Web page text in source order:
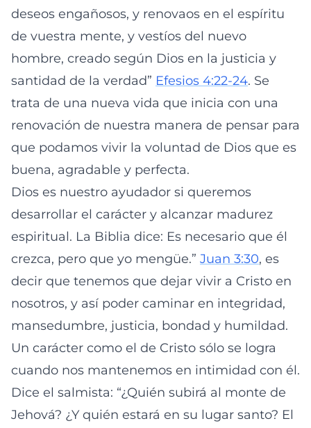
deseos engañosos, y renovaos en el espíritu
de vuestra mente, y vestíos del nuevo
hombre, creado según Dios en la justicia y
santidad de la verdad” Efesios 4:22-24. Se
trata de una nueva vida que inicia con una
renovación de nuestra manera de pensar para
que podamos vivir la voluntad de Dios que es
buena, agradable y perfecta.
Dios es nuestro ayudador si queremos
desarrollar el carácter y alcanzar madurez
espiritual. La Biblia dice: Es necesario que él
crezca, pero que yo mengüe.” Juan 3:30, es
decir que tenemos que dejar vivir a Cristo en
nosotros, y así poder caminar en integridad,
mansedumbre, justicia, bondad y humildad.
Un carácter como el de Cristo sólo se logra
cuando nos mantenemos en intimidad con él.
Dice el salmista: “¿Quién subirá al monte de
Jehová? ¿Y quién estará en su lugar santo? El